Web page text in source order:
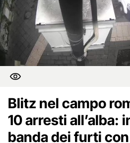
Blitz nel campo
10 arresti all’alba:
banda dei furti